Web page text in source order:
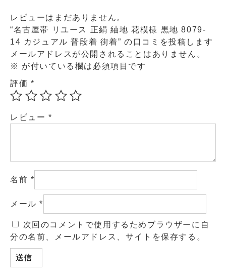
レビューはまだありません。
“名古屋帯 リユース 正絹 紬地 花模様 黒地 8079-
14 カジュアル 普段着 街着” の口コミを投稿します
メールアドレスが公開されることはありません。
※ が付いている欄は必須項目です
評価 *
レビュー *
名前 *
メール*
次回のコメントで使用するためブラウザーに自
分の名前、メールアドレス、サイトを保存する。